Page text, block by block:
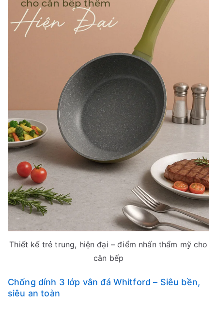
Thiết kế trẻ trung, hiện đại – điểm nhấn thẩm mỹ cho
căn bếp
Chống dính 3 lớp vân đá Whitford – Siêu bền,
siêu an toàn